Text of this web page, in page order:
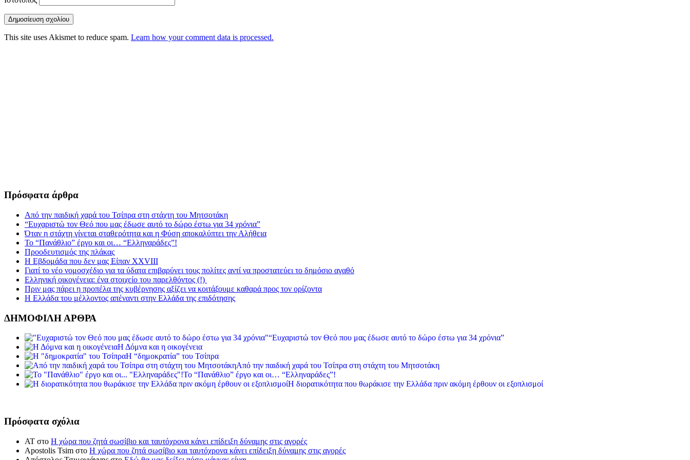
This site uses Akismet to reduce spam. Learn how your comment data is processed.
Πρόσφατα άρθρα
Από την παιδική χαρά του Τσίπρα στη στάχτη του Μητσοτάκη
“Ευχαριστώ τον Θεό που μας έδωσε αυτό το δώρο έστω για 34 χρόνια”
Όταν η στάχτη γίνεται σταθερότητα και η Φύση αποκαλύπτει την Αλήθεια
Το “Πανάθλιο” έργο και οι… “Ελληναράδες”!
Προοδευτισμός της πλάκας
Η Εβδομάδα που δεν μας Είπαν XXVIII
Γιατί το νέο νομοσχέδιο για τα ύδατα επιβαρύνει τους πολίτες αντί να προστατεύει το δημόσιο αγαθό
Ελληνική οικογένεια: ένα στοιχείο του παρελθόντος (!)
Πριν μας πάρει η προπέλα της κυβέρνησης αξίζει να κοιτάξουμε καθαρά προς τον ορίζοντα
Η Ελλάδα του μέλλοντος απέναντι στην Ελλάδα της επιδότησης
ΔΗΜΟΦΙΛΗ ΑΡΘΡΑ
“Ευχαριστώ τον Θεό που μας έδωσε αυτό το δώρο έστω για 34 χρόνια”
Η Δόμνα και η οικογένεια
Η “δημοκρατία” του Τσίπρα
Από την παιδική χαρά του Τσίπρα στη στάχτη του Μητσοτάκη
Το “Πανάθλιο” έργο και οι… “Ελληναράδες”!
Η διορατικότητα που θωράκισε την Ελλάδα πριν ακόμη έρθουν οι εξοπλισμοί
Πρόσφατα σχόλια
ΑΤ στο Η χώρα που ζητά σωσίβιο και ταυτόχρονα κάνει επίδειξη δύναμης στις αγορές
Apostolis Tsim στο Η χώρα που ζητά σωσίβιο και ταυτόχρονα κάνει επίδειξη δύναμης στις αγορές